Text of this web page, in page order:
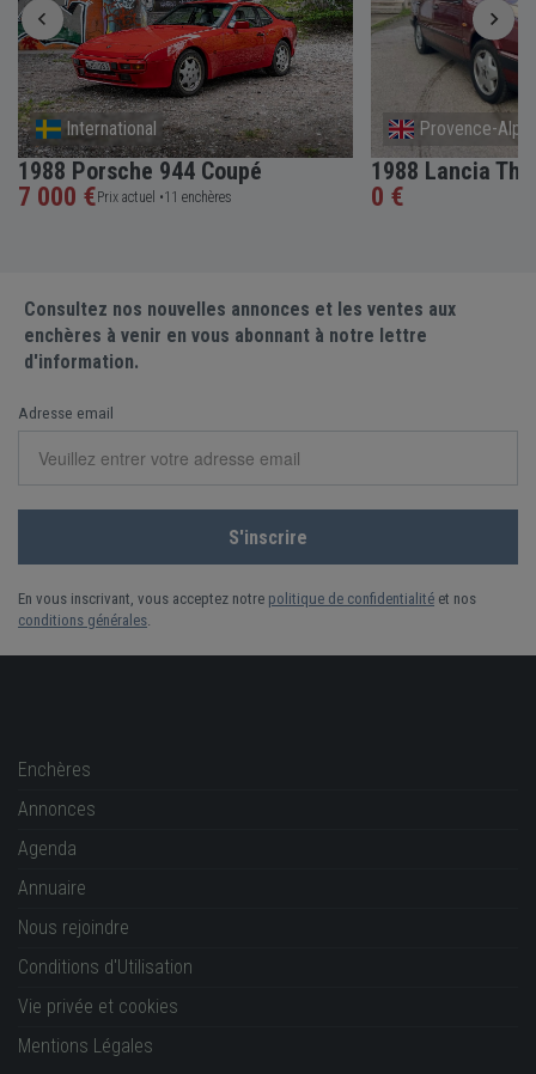
International
1988 Porsche 944 Coupé
7 000 €Prix actuel •11 enchères
Provence-
1988 Lancia
0 €
Consultez nos nouvelles annonces et les ventes aux
enchères à venir en vous abonnant à notre lettre
d'information.
Adresse email
En vous inscrivant, vous acceptez notre politique de confidentialité et nos
conditions générales
Enchères
Annonces
Agenda
Annuaire
Nous rejoindre
Conditions d'Utilisation
Vie privée et cookies
Mentions Légales